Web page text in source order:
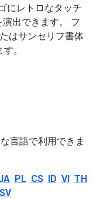
にレトロなタッチ
出できます。 フ
はサンセリフ書体
。
言語で利用できま
PL CS ID VI TH
SV